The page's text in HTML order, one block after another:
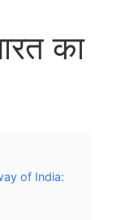
का
of India: